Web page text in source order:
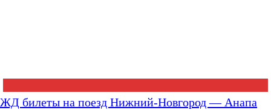
ЖД билеты на поезд Нижний-Новгород — Анапа